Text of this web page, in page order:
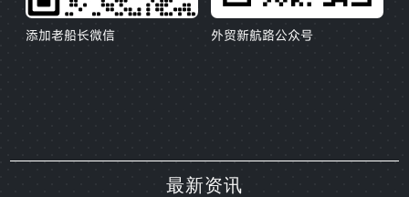
添加老船长微信 外贸新航路公众号
最新资讯